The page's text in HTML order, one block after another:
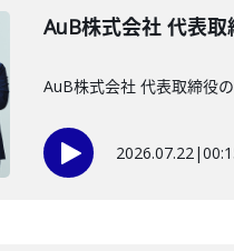
AuB株式会社 代表
AuB株式会社 代表取締役
2026.07.22|